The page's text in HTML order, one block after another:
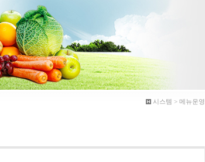
시스템 > 메뉴운영